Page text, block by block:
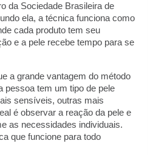
da Sociedade Brasileira de
ela, a técnica funciona como
cada produto tem seu
e a pele recebe tempo para se
a grande vantagem do método
pessoa tem um tipo de pele
sensíveis, outras mais
é observar a reação da pele e
as necessidades individuais.
que funcione para todo